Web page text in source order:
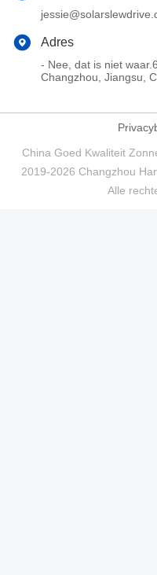
Adres
- Nee, dat is niet
Changzhou, Jiangsu,
China Goed Kwaliteit
2019-2026 Changzhou
Alle